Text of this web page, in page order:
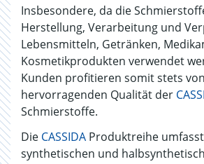
Insbesondere, da die
Herstellung, Verarbeitung und
Lebensmitteln, Getränken,
Kosmetikprodukten verwendet
Kunden profitieren somit stets
hervorragenden Qualität der
Schmierstoffe.
Die CASSIDA Produktreihe
synthetischen und